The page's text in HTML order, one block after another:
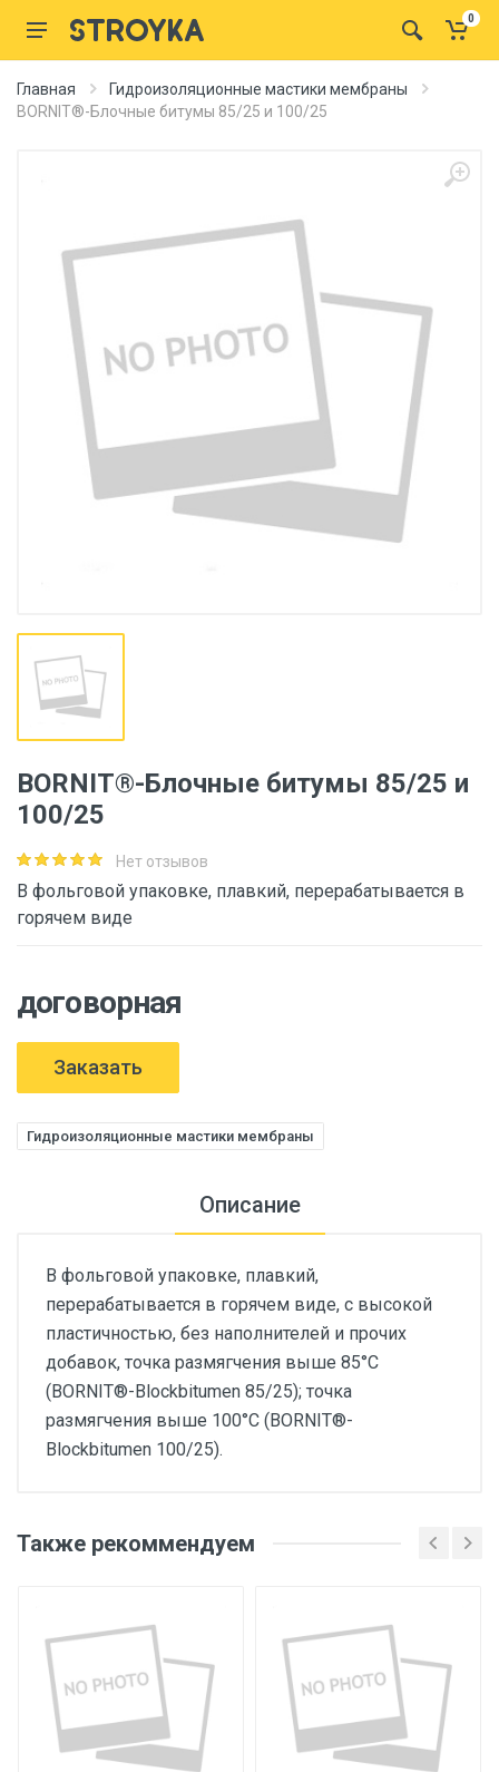
0
Главная
Гидроизоляционные мастики мембраны
BORNIT®-Блочные битумы 85/25 и 100/25
BORNIT®-Блочные битумы 85/25 и
100/25
Нет отзывов
В фольговой упаковке, плавкий, перерабатывается в
горячем виде
договорная
Заказать
Гидроизоляционные мастики мембраны
Описание
В фольговой упаковке, плавкий,
перерабатывается в горячем виде, с высокой
пластичностью, без наполнителей и прочих
добавок, точка размягчения выше 85°C
(BORNIT®-Blockbitumen 85/25); точка
размягчения выше 100°C (BORNIT®-
Blockbitumen 100/25).
Также рекоммендуем